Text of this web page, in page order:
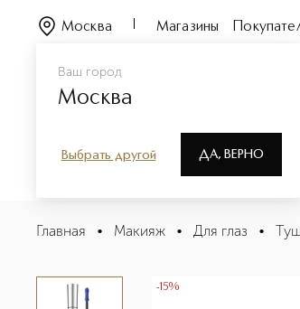
Ваш город
Москва
Выбрать другой ДА, ВЕРНО
Москва Магазины
Парфюмерия
VAMP Тушь с эффектом огромных
Описание
Главная • Макияж • Для глаз •
-15%